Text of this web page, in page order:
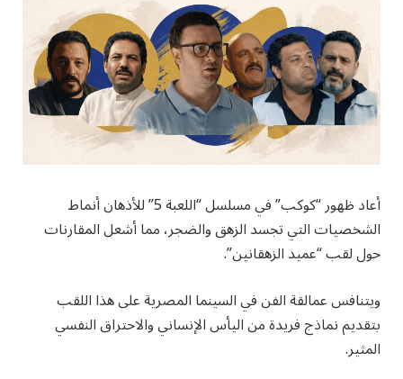
أعاد ظهور “كوكب” في مسلسل “اللعبة 5” للأذهان أنماط
الشخصيات التي تجسد الزهق والضجر، مما أشعل المقارنات
حول لقب “عميد الزهقانين”.
ويتنافس عمالقة الفن في السينما المصرية على هذا اللقب
بتقديم نماذج فريدة من اليأس الإنساني والاحتراق النفسي
المثير.